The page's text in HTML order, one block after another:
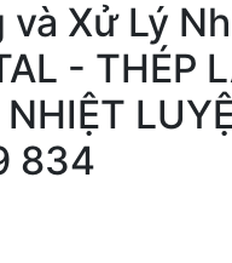
và Xử Lý
- THÉP
834